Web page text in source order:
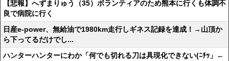
【悲報】へずまりゅう（35）ボランティアのため熊本に行くも体調不
良で病院に行く
日産e-power、無給油で1980km走行しギネス記録を達成！→山頂か
ら下ってるだけでし...
ハンターハンターにわか「何でも切れる刀は具現化できない(ﾆﾁｯ」←